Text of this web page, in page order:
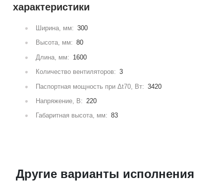
характеристики
Ширина, мм: 300
Высота, мм: 80
Длина, мм: 1600
Количество вентиляторов: 3
Паспортная мощность при Δt70, Вт: 3420
Напряжение, В: 220
Габаритная высота, мм: 83
Другие варианты исполнения